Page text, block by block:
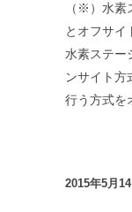
（※）水素
とオフサイ
水素ステー
ンサイト方
行う方式を
2015年5月